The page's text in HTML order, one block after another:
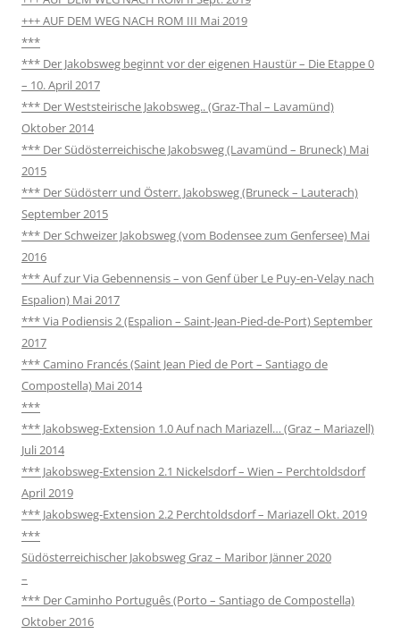
+++ AUF DEM WEG NACH ROM III Mai 2019
***
*** Der Jakobsweg beginnt vor der eigenen Haustür – Die Etappe 0
– 10. April 2017
*** Der Weststeirische Jakobsweg.. (Graz-Thal – Lavamünd)
Oktober 2014
*** Der Südösterreichische Jakobsweg (Lavamünd – Bruneck) Mai
2015
*** Der Südösterr und Österr. Jakobsweg (Bruneck – Lauterach)
September 2015
*** Der Schweizer Jakobsweg (vom Bodensee zum Genfersee) Mai
2016
*** Auf zur Via Gebennensis – von Genf über Le Puy-en-Velay nach
Espalion) Mai 2017
*** Via Podiensis 2 (Espalion – Saint-Jean-Pied-de-Port) September
2017
*** Camino Francés (Saint Jean Pied de Port – Santiago de
Compostella) Mai 2014
***
*** Jakobsweg-Extension 1.0 Auf nach Mariazell… (Graz – Mariazell)
Juli 2014
*** Jakobsweg-Extension 2.1 Nickelsdorf – Wien – Perchtoldsdorf
April 2019
*** Jakobsweg-Extension 2.2 Perchtoldsdorf – Mariazell Okt. 2019
***
Südösterreichischer Jakobsweg Graz – Maribor Jänner 2020
–
*** Der Caminho Português (Porto – Santiago de Compostella)
Oktober 2016